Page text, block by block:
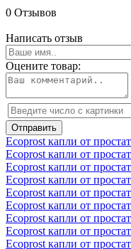
0 Отзывов
Написать отзыв
Оцените товар:
Ecoprost капли от
Ecoprost капли от
Ecoprost капли от
Ecoprost капли от
Ecoprost капли от
Ecoprost капли от
Ecoprost капли от
Ecoprost капли от
Ecoprost капли от